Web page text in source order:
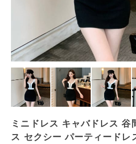
ミニドレス キャバドレス 谷
ス セクシー パーティードレ